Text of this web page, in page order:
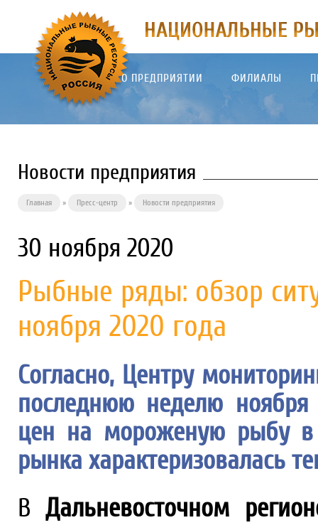
О ПРЕДПРИЯТИИ ФИЛИАЛЫ
Новости предприятия
Главная » Пресс-центр » Новости предприятия
30 ноября 2020
Рыбные ряды: обзор
ноября 2020 года
Согласно, Центру
последнюю неделю ноября
цен на мороженую рыбу в
рынка характеризовалась
ВДальневосточном